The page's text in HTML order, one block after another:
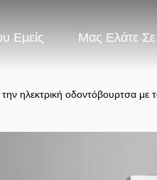
Εμείς Μας Ελάτε
ηλεκτρική οδοντόβουρτσα με